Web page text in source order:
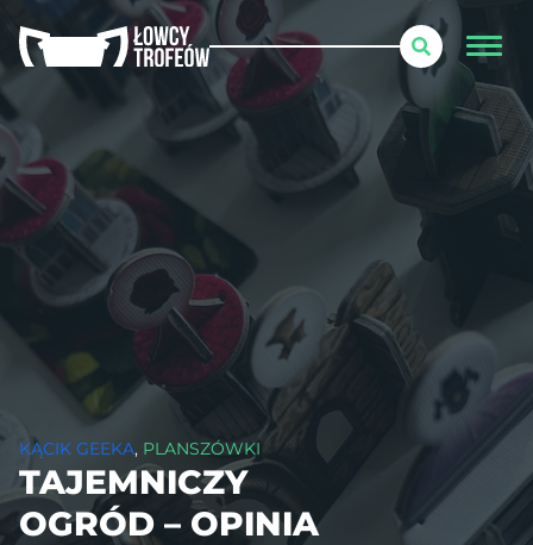
KĄCIK GEEKA, PLANSZÓWKI
TAJEMNICZY
OGRÓD – OPINIA